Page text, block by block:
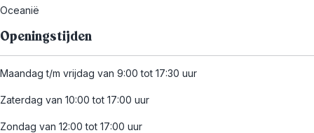
Oceanië
Openingstijden
Maandag t/m vrijdag van 9:00 tot 17:30 uur
Zaterdag van 10:00 tot 17:00 uur
Zondag van 12:00 tot 17:00 uur